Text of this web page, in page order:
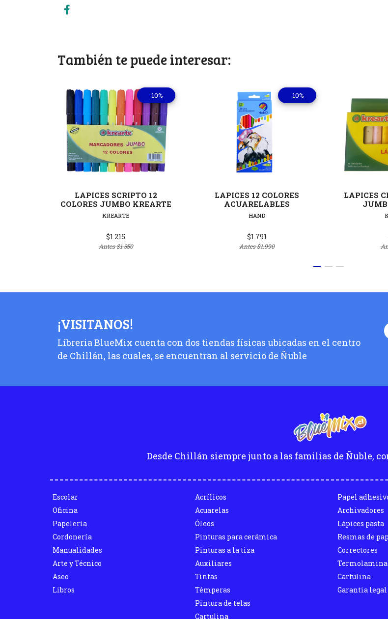
También te puede interesar:
-10%
LAPICES SCRIPTO 12
COLORES JUMBO KREARTE
KREARTE
Ver detalles
$1.215
Antes$1.350
-10%
LAPICES 12 COLORES
ACUARELABLES
HAND
Ver detalles
$1.791
Antes$1.990
LAPICES
¡VISITANOS!
Líbreria BlueMix cuenta con dos tiendas físicas ubicadas en el centro
de Chillán, las cuales, se encuentran al servicio de Ñuble
Desde Chillán siempre junto a las familias de Ñuble,
Escolar
Oficina
Papelería
Cordonería
Manualidades
Arte y Técnico
Aseo
Libros
Acrílicos
Acuarelas
Óleos
Pinturas para cerámica
Pinturas a la tiza
Auxiliares
Tintas
Témperas
Pintura de telas
Cartulina
Papel
Archivadores
Lápices pasta
Resmas de
Correctores
Cartulina
Garantia